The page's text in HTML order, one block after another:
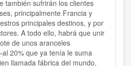
también sufrirán los clientes
principalmente Francia y
principales destinos, y por
A todo ello, habrá que unir
de unos aranceles
20% que ya tenía le suma
llamada fábrica del mundo,